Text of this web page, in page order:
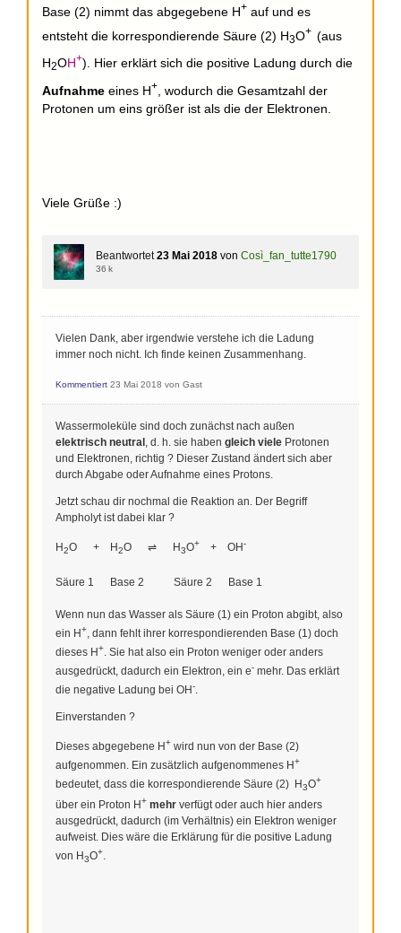
Base (2) nimmt das abgegebene H+ auf und es
entsteht die korrespondierende Säure (2) H3O+ (aus
H2OH+) . Hier erklärt sich die positive Ladung durch die
Aufnahme eines H+
, wodurch die Gesamtzahl der
Protonen um eins größer ist als die der Elektronen.
Viele Grüße :)
Beantwortet 23 Mai 2018 von Così_fan_tutte1790
36 k
Vielen Dank, aber irgendwie verstehe ich die Ladung
immer noch nicht. Ich finde keinen Zusammenhang.
Kommentiert 23 Mai 2018 von Gast
Wassermoleküle sind doch zunächst nach außen
elektrisch neutral , d. h. sie haben gleich viele Protonen
und Elektronen, richtig ? Dieser Zustand ändert sich aber
durch Abgabe oder Aufnahme eines Protons.
Jetzt schau dir nochmal die Reaktion an. Der Begriff
Ampholyt ist dabei klar ?
H2O + H2O ⇌ H3O+ + OH-
Säure 1 Base 2 Säure 2 Base 1
Wenn nun das Wasser als Säure (1) ein Proton abgibt, also
ein H+ , dann fehlt ihrer korrespondierenden Base (1) doch
dieses H+ . Sie hat also ein Proton weniger oder anders
ausgedrückt, dadurch ein Elektron, ein e- mehr. Das erklärt
die negative Ladung bei OH-
Einverstanden ?
Dieses abgegebene H+ wird nun von der Base (2)
aufgenommen. Ein zusätzlich aufgenommenes H+
bedeutet, dass die korrespondierende Säure (2) H3O+
über ein Proton H+ mehr verfügt oder auch hier anders
ausgedrückt, dadurch (im Verhältnis) ein Elektron weniger
aufweist. Dies wäre die Erklärung für die positive Ladung
von H3O+.